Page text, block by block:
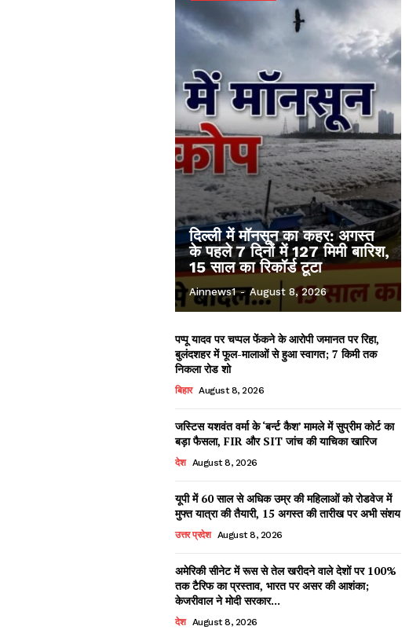
दिल्ली में मॉनसून का कहर: अगस्त
के पहले 7 दिनों में 127 मिमी बारिश,
15 साल का रिकॉर्ड टूटा
Ainnews1 - August 8, 2026
पप्पू यादव पर चप्पल फेंकने के आरोपी जमानत पर रिहा,
बुलंदशहर में फूल-मालाओं से हुआ स्वागत; 7 किमी तक
निकला रोड शो
बिहार August 8, 2026
जस्टिस यशवंत वर्मा के ‘बर्न्ट कैश’ मामले में सुप्रीम कोर्ट का
बड़ा फैसला, FIR और SIT जांच की याचिका खारिज
देश August 8, 2026
यूपी में 60 साल से अधिक उम्र की महिलाओं को रोडवेज में
मुफ्त यात्रा की तैयारी, 15 अगस्त की तारीख पर अभी संशय
उत्तर प्रदेश August 8, 2026
अमेरिकी सीनेट में रूस से तेल खरीदने वाले देशों पर 100%
तक टैरिफ का प्रस्ताव, भारत पर असर की आशंका;
केजरीवाल ने मोदी सरकार...
देश August 8, 2026